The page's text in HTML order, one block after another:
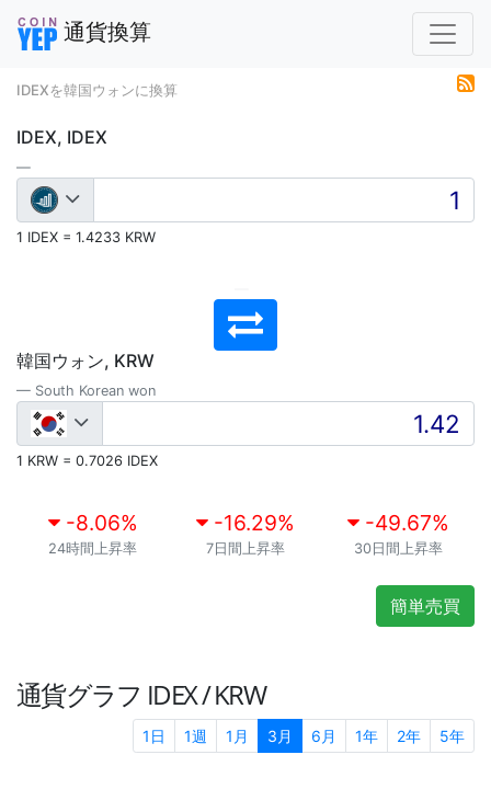
通貨換算
IDEXを韓国ウォンに換算
IDEX, IDEX
1 IDEX = 1.4233 KRW
韓国ウォン, KRW
South Korean won
1 KRW = 0.7026 IDEX
-8.06%
24時間上昇率
-16.29%
7日間上昇率
-49.67%
30日間上昇率
簡単売買
通貨グラフ IDEX / KRW
1日 1週 1月 3月 6月 1年 2年 5年